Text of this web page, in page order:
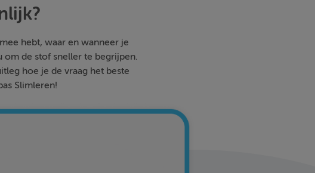
hebt, waar en wanneer je
de stof sneller te begrijpen.
hoe je de vraag het beste
Slimleren!